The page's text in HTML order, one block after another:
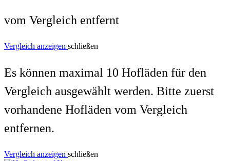
vom Vergleich entfernt
Vergleich anzeigen schließen
Es können maximal 10 Hofläden für den
Vergleich ausgewählt werden. Bitte zuerst
vorhandene Hofläden vom Vergleich
entfernen.
Vergleich anzeigen schließen